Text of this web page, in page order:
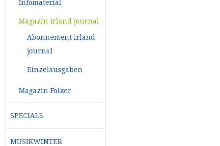
Infomaterial
Magazin irland journal
Abonnement irland
journal
Einzelausgaben
Magazin Folker
SPECIALS
MUSIKWINTER